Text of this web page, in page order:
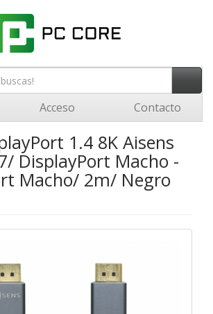
Acceso Contacto
1.4 8K Aisens
DisplayPort Macho -
Macho/ 2m/ Negro